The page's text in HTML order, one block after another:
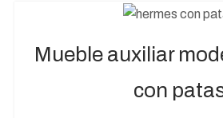
Mueble auxiliar
con